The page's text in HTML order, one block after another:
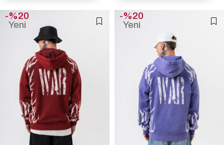
%20
Yeni
%20
Yeni